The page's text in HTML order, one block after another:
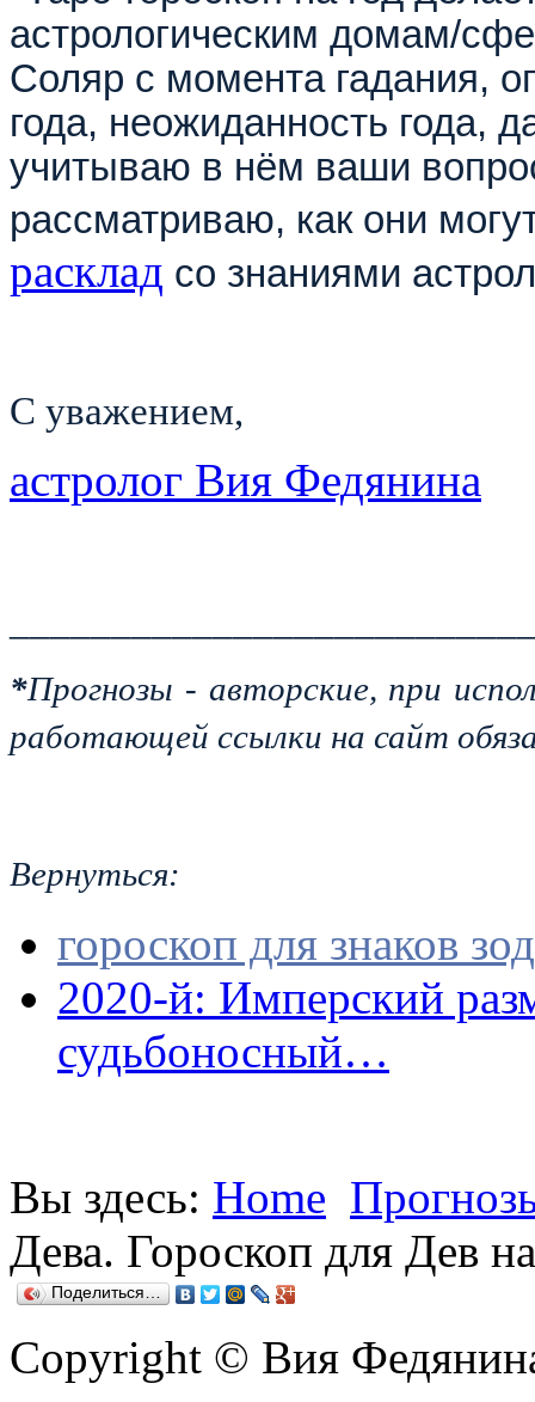
астрологическим домам/
Соляр с момента гадания,
года, неожиданность года,
учитываю в нём ваши
рассматриваю, как они
расклад со знаниями
С уважением,
астролог Вия Федянина
*Прогнозы - авторские, при
работающей ссылки на сайт
Вернуться:
гороскоп для знаков
2020-й: Имперский
судьбоносный…
Вы здесь: Home
Дева. Гороскоп для Дев
Поделиться…
Copyright © Вия